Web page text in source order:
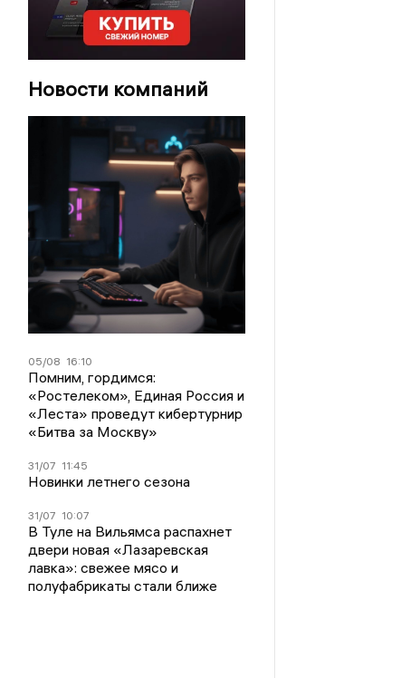
Новости компаний
05/08 16:10
Помним, гордимся:
«Ростелеком», Единая Россия и
«Леста» проведут кибертурнир
«Битва за Москву»
31/07 11:45
Новинки летнего сезона
31/07 10:07
В Туле на Вильямса распахнет
двери новая «Лазаревская
лавка»: свежее мясо и
полуфабрикаты стали ближе